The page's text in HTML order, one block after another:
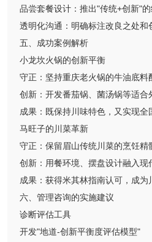
品尝套餐设计：推出"传统+创新"
透明化沟通：明确标注改良之处和
五、成功案例解析
小龙坎火锅的创新平衡
守正：坚持重庆老火锅的牛油底料
创新：开发番茄锅、菌汤锅等适合
成果：既保持川味特色，又实现全
马旺子的川菜革新
守正：保留眉山传统川菜的烹饪精
创新：用餐环境、摆盘设计融入现
成果：获得米其林指南认可，成为
六、管理咨询的实施建议
诊断评估工具
开发"地道-创新平衡度评估模型"